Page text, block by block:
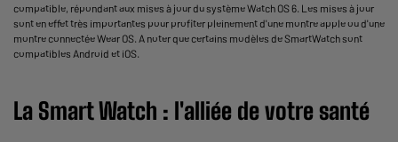
compatible, répondant aux mises à jour du système Watch OS 6. Les mises à jour
sont en effet très importantes pour profiter pleinement d'une montre apple ou d'une
montre connectée Wear OS. A noter que certains modèles de SmartWatch sont
compatibles Android et iOS.
La Smart Watch : l'alliée de votre santé